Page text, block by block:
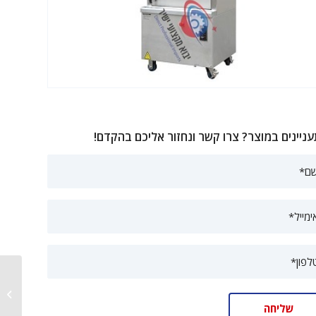
במוצר? צרו קשר ונחזור אליכם בהקדם!
תנור